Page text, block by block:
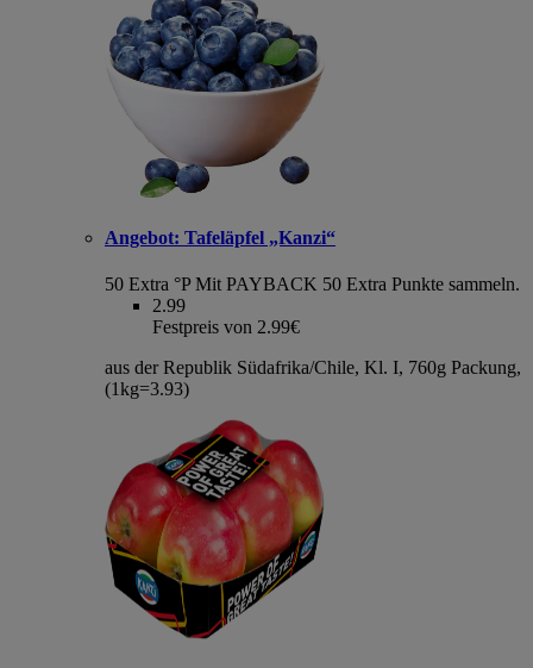
Angebot: Tafeläpfel „Kanzi“
50 Extra °P Mit PAYBACK 50 Extra Punkte sammeln.
2.99
Festpreis von 2.99€
aus der Republik Südafrika/Chile, Kl. I, 760g Packung,
(1kg=3.93)